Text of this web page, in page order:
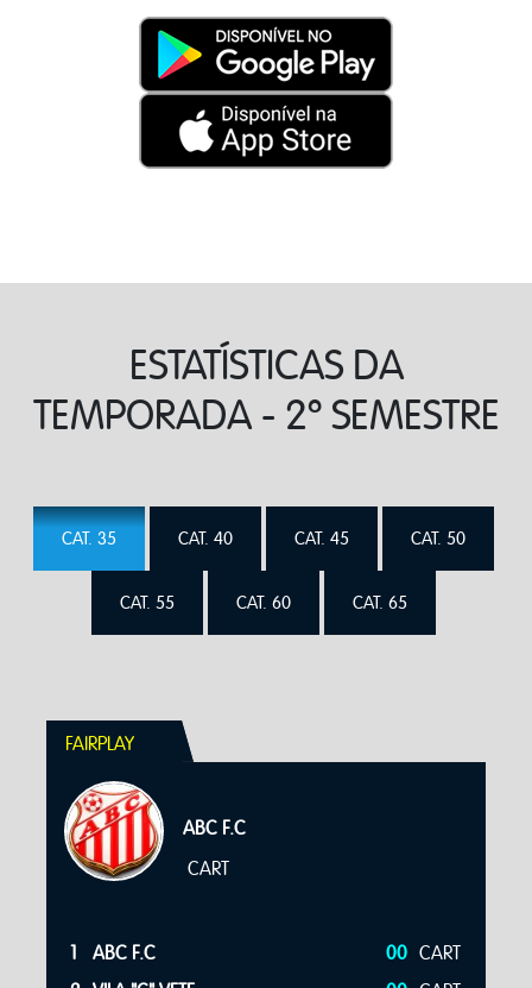
ESTATÍSTICAS DA
TEMPORADA - 2º SEMESTRE
CAT. 35 CAT. 40 CAT. 45 CAT. 50
CAT. 55 CAT. 60 CAT. 65
FAIRPLAY
ABC F.C
CART
1 ABC F.C 00 CART